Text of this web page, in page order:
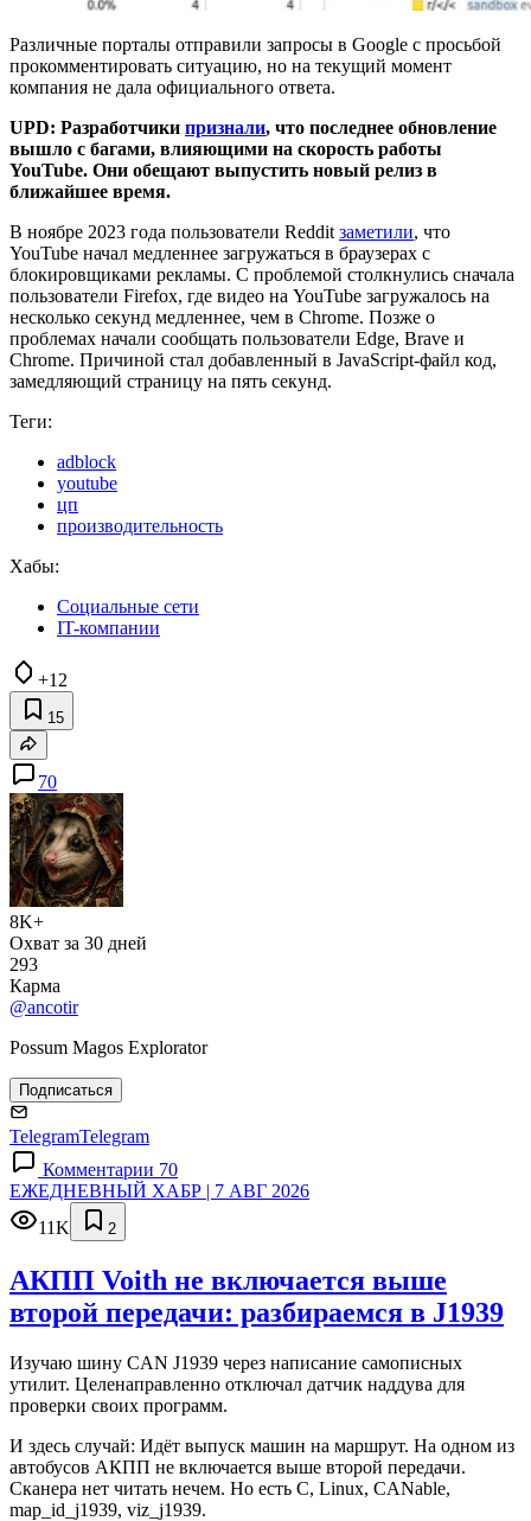
Различные порталы отправили запросы в Google с просьбой
прокомментировать ситуацию, но на текущий момент
компания не дала официального ответа.
UPD: Разработчики признали, что последнее обновление
вышло с багами, влияющими на скорость работы
YouTube. Они обещают выпустить новый релиз в
ближайшее время.
В ноябре 2023 года пользователи Reddit заметили, что
YouTube начал медленнее загружаться в браузерах с
блокировщиками рекламы. С проблемой столкнулись сначала
пользователи Firefox, где видео на YouTube загружалось на
несколько секунд медленнее, чем в Chrome. Позже о
проблемах начали сообщать пользователи Edge, Brave и
Chrome. Причиной стал добавленный в JavaScript-файл код,
замедляющий страницу на пять секунд.
Теги:
adblock
youtube
цп
производительность
Хабы:
Социальные сети
IT-компании
+12
15
70
8K+
Охват за 30 дней
293
Карма
@ancotir
Possum Magos Explorator
Подписаться
TelegramTelegram
Комментарии 70
ЕЖЕДНЕВНЫЙ ХАБР | 7 АВГ 2026
11K
2
АКПП Voith не включается выше
второй передачи: разбираемся в J1939
Изучаю шину CAN J1939 через написание самописных
утилит. Целенаправленно отключал датчик наддува для
проверки своих программ.
И здесь случай: Идёт выпуск машин на маршрут. На одном из
автобусов АКПП не включается выше второй передачи.
Сканера нет читать нечем. Но есть C, Linux, CANable,
map_id_j1939, viz_j1939.